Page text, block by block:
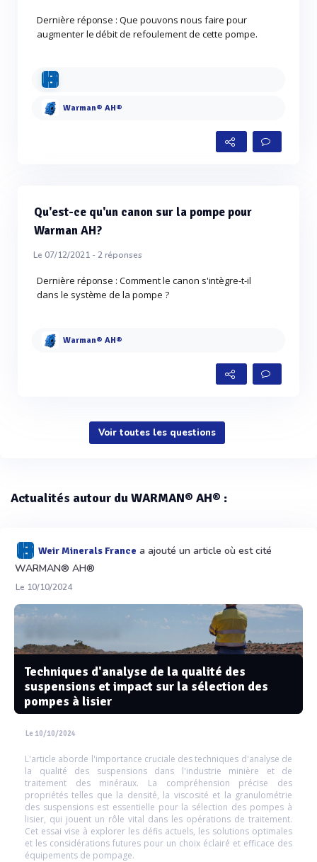
Dernière réponse : Que pouvons nous faire pour
augmenter le débit de refoulement de cette pompe.
Warman® AH®
Qu'est-ce qu'un canon sur la pompe pour
Warman AH?
Le 07/12/2021 -2réponses
Dernière réponse : Comment le canon s'intègre-t-il
dans le système de la pompe ?
Warman® AH®
Voir toutes les questions
Actualités autour du WARMAN® AH® :
Weir Minerals France a ajouté un article où est cité
WARMAN® AH®
Le 10/10/2024
Techniques d'analyse de la qualité des
suspensions et impact sur la sélection des
pompes à lisier
Le 10/10/2024
L'article aborde l'importance cruciale des techniques d'analyse de
la qualité des suspensions dans l'industrie minière et de
traitement des minéraux. La compréhension précise des
propriétés telles que la densité, la viscosité et la granulométrie
des suspensions est essentielle pour la sélection des pompes à
lisier, qui jouent un rôle vital dans les opérations de traitement.
Cet essai vise à explorer les défis actuels, les solutions optimales
et les considérations futures pour un choix éclairé et efficace des
équipements de pompage.